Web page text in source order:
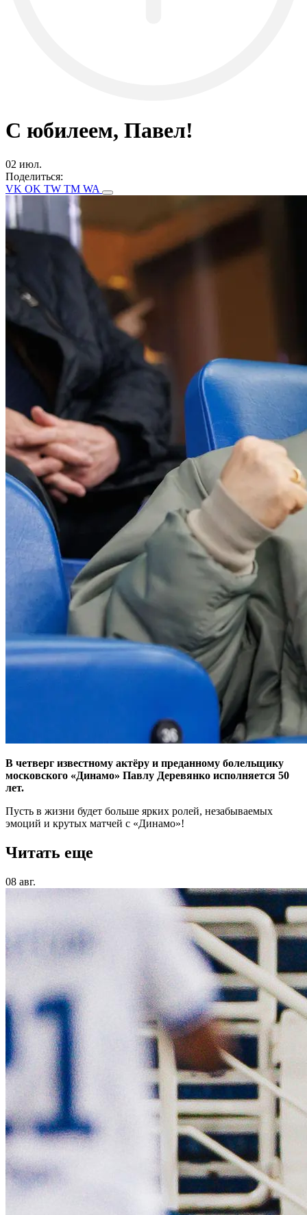
С юбилеем, Павел!
02 июл.
Поделиться:
VK OK TW TM WA
В четверг известному актёру и преданному болельщику
московского «Динамо» Павлу Деревянко исполняется 50
лет.
Пусть в жизни будет больше ярких ролей, незабываемых
эмоций и крутых матчей с «Динамо»!
Читать еще
08 авг.